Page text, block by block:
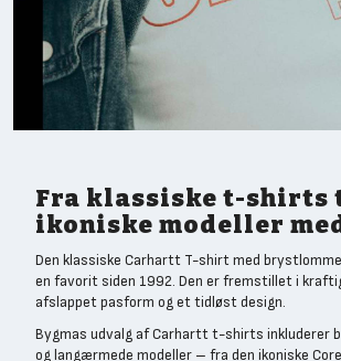
Fra klassiske t-shirts
ikoniske modeller
Den klassiske Carhartt T-shirt med
en favorit siden 1992. Den er fremstillet i
afslappet pasform og et tidløst design.
Bygmas udvalg af Carhartt t-shirts inkluderer
og langærmede modeller – fra den ikoniske